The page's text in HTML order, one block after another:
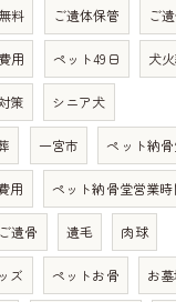
無料 ご遺体保管 ご
用 ペット49日 犬
策 シニア犬
一宮市 ペット納
用 ペット納骨堂営業時
ご遺骨 遺毛 肉球
ズ ペットお骨 お